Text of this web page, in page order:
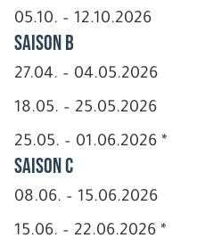
05.10. – 12.10.2026
Saison B
27.04. – 04.05.2026
18.05. – 25.05.2026
25.05. – 01.06.2026 *
Saison C
08.06. – 15.06.2026
15.06. – 22.06.2026 *